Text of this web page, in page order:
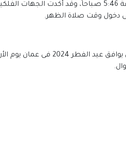
من المقرر أن يدخل توقيت صلاة عيد الفطر 1445-2024 في شمال الشرقية، مع
دخول وقت صلاة الظهر.